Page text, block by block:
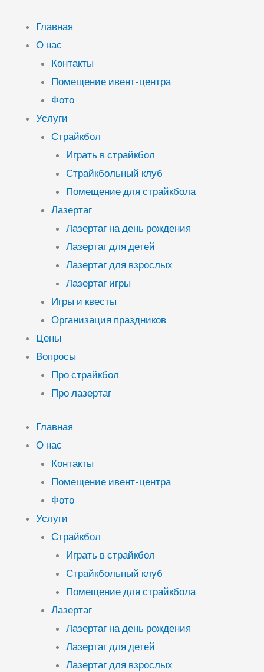
содержимому
Главная
О нас
Контакты
Помещение ивент-центра
Фото
Услуги
Страйкбол
Играть в страйкбол
Страйкбольный клуб
Помещение для страйкбола
Лазертаг
Лазертаг на день рождения
Лазертаг для детей
Лазертаг для взрослых
Лазертаг игры
Игры и квесты
Организация праздников
Цены
Вопросы
Про страйкбол
Про лазертаг
Главная
О нас
Контакты
Помещение ивент-центра
Фото
Услуги
Страйкбол
Играть в страйкбол
Страйкбольный клуб
Помещение для страйкбола
Лазертаг
Лазертаг на день рождения
Лазертаг для детей
Лазертаг для взрослых